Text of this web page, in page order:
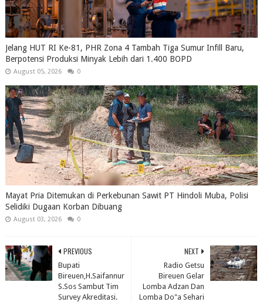
Jelang HUT RI Ke-81, PHR Zona 4 Tambah Tiga Sumur Infill Baru,
Berpotensi Produksi Minyak Lebih dari 1.400 BOPD
August 05, 2026 0
Mayat Pria Ditemukan di Perkebunan Sawit PT Hindoli Muba, Polisi
Selidiki Dugaan Korban Dibuang
August 03, 2026 0
NEXT
Radio Getsu
Bireuen Gelar
Lomba Adzan Dan
Lomba Do"a Sehari
PREVIOUS
Bupati
Bireuen,H.Saifannur
S.Sos Sambut Tim
Survey Akreditasi.